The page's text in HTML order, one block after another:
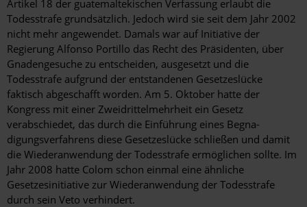
Artikel 18 der guatemaltekischen Verfassung erlaubt die
Todesstrafe grundsätzlich. Jedoch wird sie seit dem Jahr 2002
nicht mehr angewendet. Damals war auf Initiative der
Regierung Alfonso Portillo das Recht des Präsidenten, über
Gnadengesuche zu entscheiden, ausgesetzt und die
Todesstrafe aufgrund der entstandenen Gesetzeslücke
faktisch abgeschafft worden. Am 5. Ok­tober hatte der
Kongress mit einer Zweidrittelmehrheit ein Gesetz
verabschiedet, das durch die Einführung eines Begna­
digungsverfahrens diese Gesetzeslücke schließen und damit
die Wiederanwendung der Todesstrafe ermöglichen sollte. Im
Jahr 2008 hatte Colom schon einmal eine ähnliche
Gesetzesinitiative zur Wiederanwendung der Todesstrafe
durch sein Veto verhindert.